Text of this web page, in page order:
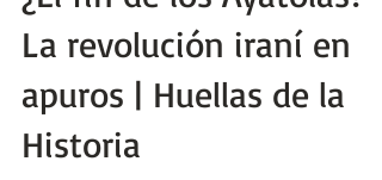
Pablo Javier Coronel
14 ene